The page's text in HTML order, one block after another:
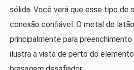
sólida. Você verá que esse tipo de
conexão confiável. O metal de
principalmente para preenchimento
ilustra a vista de perto do